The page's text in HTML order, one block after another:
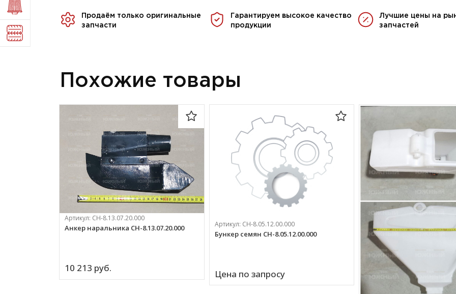
Продаём только оригинальные
запчасти
Гарантируем высокое качество
продукции
Лучшие цены на
запчастей
Похожие товары
Артикул: СН-8.13.07.20.000
Анкер наральника СН-8.13.07.20.000
10 213 руб.
Артикул: СН-8.05.12.00.000
Бункер семян СН-8.05.12.00.000
Цена по запросу